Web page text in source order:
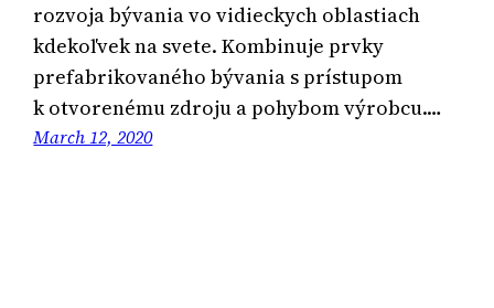
rozvoja bývania vo vidieckych oblastiach
kdekoľvek na svete. Kombinuje prvky
prefabrikovaného bývania s prístupom
k otvorenému zdroju a pohybom výrobcu.…
March 12, 2020